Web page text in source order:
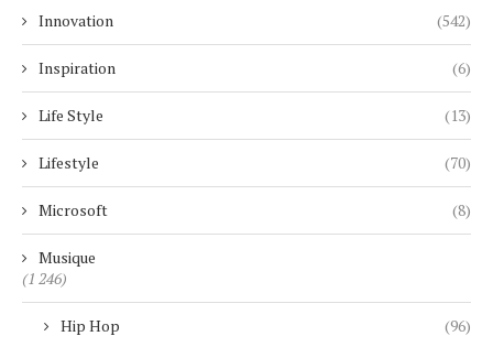
Innovation (542)
Inspiration (6)
Life Style (13)
Lifestyle (70)
Microsoft (8)
Musique
(1 246)
Hip Hop (96)